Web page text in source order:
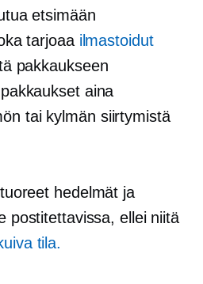
etsimään
tarjoaa ilmastoidut
pakkaukseen
aina
tai kylmän siirtymistä
hedelmät ja
postitettavissa, ellei niitä
tila.